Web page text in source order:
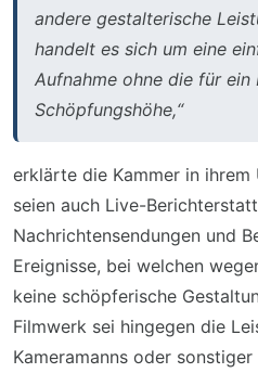
andere gestalterische
handelt es sich um eine
Aufnahme ohne die für
Schöpfungshöhe,“
erklärte die Kammer in
seien auch Live-
Nachrichtensendungen und
Ereignisse, bei welchen
keine schöpferische
Filmwerk sei hingegen die
Kameramanns oder sonstiger